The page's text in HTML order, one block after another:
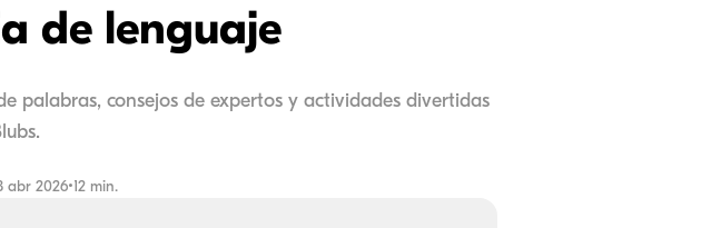
de lenguaje
palabras, consejos de expertos y actividades divertidas
abr 2026•12 min.